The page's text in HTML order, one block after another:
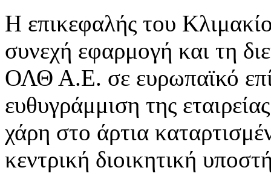
Η επικεφαλής του
συνεχή εφαρμογή και τη
ΟΛΘ Α.Ε. σε ευρωπαϊκό
ευθυγράμμιση της
χάρη στο άρτια
κεντρική διοικητική